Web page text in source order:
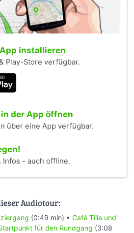
installieren
Play-Store verfügbar.
der App öffnen
über eine App verfügbar.
Infos - auch offline.
Audiotour:
(0:49 min) • Café Tilia und
für den Rundgang (3:08